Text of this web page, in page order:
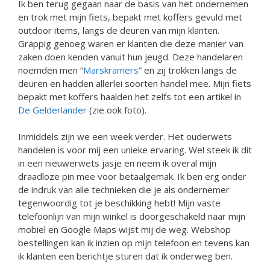
Ik ben terug gegaan naar de basis van het ondernemen
en trok met mijn fiets, bepakt met koffers gevuld met
outdoor items, langs de deuren van mijn klanten.
Grappig genoeg waren er klanten die deze manier van
zaken doen kenden vanuit hun jeugd. Deze handelaren
noemden men ”Marskramers” en zij trokken langs de
deuren en hadden allerlei soorten handel mee. Mijn fiets
bepakt met koffers haalden het zelfs tot een artikel in
De Gelderlander (zie ook foto).
Inmiddels zijn we een week verder. Het ouderwets
handelen is voor mij een unieke ervaring. Wel steek ik dit
in een nieuwerwets jasje en neem ik overal mijn
draadloze pin mee voor betaalgemak. Ik ben erg onder
de indruk van alle technieken die je als ondernemer
tegenwoordig tot je beschikking hebt! Mijn vaste
telefoonlijn van mijn winkel is doorgeschakeld naar mijn
mobiel en Google Maps wijst mij de weg. Webshop
bestellingen kan ik inzien op mijn telefoon en tevens kan
ik klanten een berichtje sturen dat ik onderweg ben.